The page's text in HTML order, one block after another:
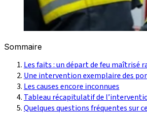
Sommaire
Les faits : un départ de feu maîtrisé
Une intervention exemplaire des
Les causes encore inconnues
Tableau récapitulatif de
Quelques questions fréquentes sur